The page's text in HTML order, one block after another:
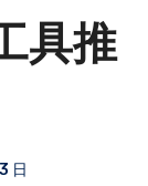
具推
日